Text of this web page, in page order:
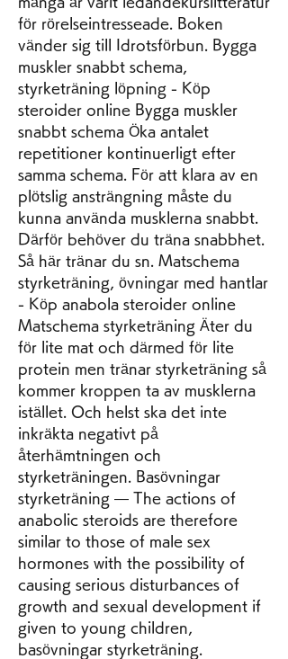
för rörelseintresseade. Boken
vänder sig till Idrotsförbun. Bygga
muskler snabbt schema,
styrketräning löpning - Köp
steroider online Bygga muskler
snabbt schema Öka antalet
repetitioner kontinuerligt efter
samma schema. För att klara av en
plötslig ansträngning måste du
kunna använda musklerna snabbt.
Därför behöver du träna snabbhet.
Så här tränar du sn. Matschema
styrketräning, övningar med hantlar
- Köp anabola steroider online
Matschema styrketräning Äter du
för lite mat och därmed för lite
protein men tränar styrketräning så
kommer kroppen ta av musklerna
istället. Och helst ska det inte
inkräkta negativt på
återhämtningen och
styrketräningen. Basövningar
styrketräning — The actions of
anabolic steroids are therefore
similar to those of male sex
hormones with the possibility of
causing serious disturbances of
growth and sexual development if
given to young children,
basövningar styrketräning.